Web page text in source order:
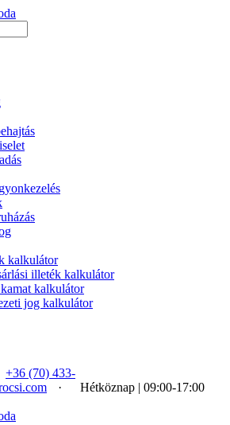
kalkulátor
illeték kalkulátor
kalkulátor
jog kalkulátor
+36 (70) 433-
·
Hétköznap | 09:00-17:00